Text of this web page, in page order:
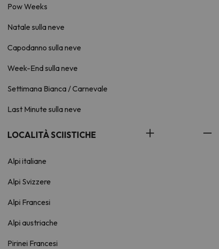
Pow Weeks
Natale sulla neve
Capodanno sulla neve
Week-End sulla neve
Settimana Bianca / Carnevale
Last Minute sulla neve
LOCALITÀ SCIISTICHE
Alpi italiane
Alpi Svizzere
Alpi Francesi
Alpi austriache
Pirinei Francesi